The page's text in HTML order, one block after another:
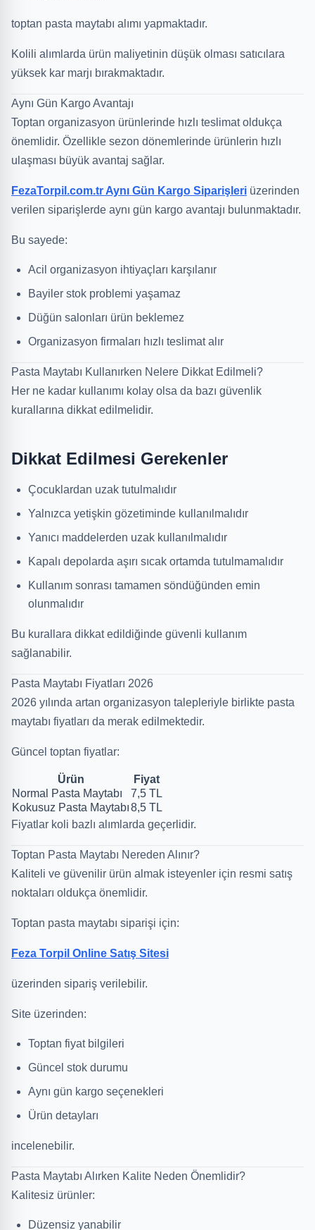
toptan pasta maytabı alımı yapmaktadır.
Kolili alımlarda ürün maliyetinin düşük olması satıcılara
yüksek kar marjı bırakmaktadır.
Aynı Gün Kargo Avantajı
Toptan organizasyon ürünlerinde hızlı teslimat oldukça
önemlidir. Özellikle sezon dönemlerinde ürünlerin hızlı
ulaşması büyük avantaj sağlar.
FezaTorpil.com.tr Aynı Gün Kargo Siparişleri üzerinden
verilen siparişlerde aynı gün kargo avantajı bulunmaktadır.
Bu sayede:
Acil organizasyon ihtiyaçları karşılanır
Bayiler stok problemi yaşamaz
Düğün salonları ürün beklemez
Organizasyon firmaları hızlı teslimat alır
Pasta Maytabı Kullanırken Nelere Dikkat Edilmeli?
Her ne kadar kullanımı kolay olsa da bazı güvenlik
kurallarına dikkat edilmelidir.
Dikkat Edilmesi Gerekenler
Çocuklardan uzak tutulmalıdır
Yalnızca yetişkin gözetiminde kullanılmalıdır
Yanıcı maddelerden uzak kullanılmalıdır
Kapalı depolarda aşırı sıcak ortamda tutulmamalıdır
Kullanım sonrası tamamen söndüğünden emin
olunmalıdır
Bu kurallara dikkat edildiğinde güvenli kullanım
sağlanabilir.
Pasta Maytabı Fiyatları 2026
2026 yılında artan organizasyon talepleriyle birlikte pasta
maytabı fiyatları da merak edilmektedir.
Güncel toptan fiyatlar:
Ürün
Fiyat
Normal Pasta Maytabı
7,5 TL
Kokusuz Pasta Maytabı8,5 TL
Fiyatlar koli bazlı alımlarda geçerlidir.
Toptan Pasta Maytabı Nereden Alınır?
Kaliteli ve güvenilir ürün almak isteyenler için resmi satış
noktaları oldukça önemlidir.
Toptan pasta maytabı siparişi için:
Feza Torpil Online Satış Sitesi
üzerinden sipariş verilebilir.
Site üzerinden:
Toptan fiyat bilgileri
Güncel stok durumu
Aynı gün kargo seçenekleri
Ürün detayları
incelenebilir.
Pasta Maytabı Alırken Kalite Neden Önemlidir?
Kalitesiz ürünler:
Düzensiz yanabilir